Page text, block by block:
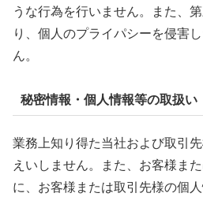
うな行為を行いません。また、
り、個人のプライパシーを侵害
ん。
秘密情報・個人情報等の取扱い
業務上知り得た当社および取引
えいしません。また、お客様ま
に、お客様または取引先様の個